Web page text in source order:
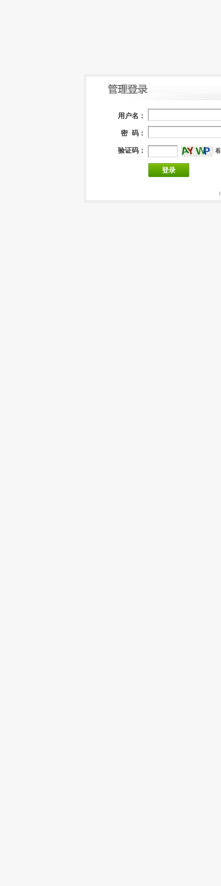
用户名：
密 码：
验证码：
登录